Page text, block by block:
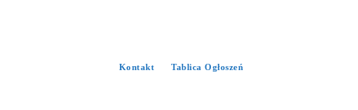
Kontakt Tablica Ogłoszeń